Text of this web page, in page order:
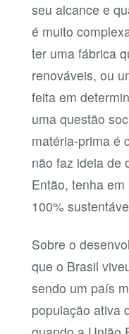
seu alcance e
é muito
ter uma fábrica
renováveis, ou
feita em
uma questão
matéria-prima é
não faz ideia de
Então, tenha
100%
Sobre o
que o Brasil
sendo um país
população ativa